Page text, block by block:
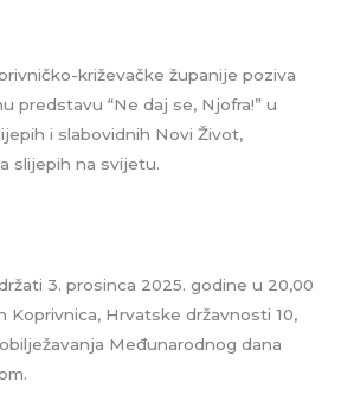
križevačke županije poziva
predstavu “Ne daj se, Njofra!” u
i slabovidnih Novi Život,
slijepih na svijetu.
3. prosinca 2025. godine u 20,00
Koprivnica, Hrvatske državnosti 10,
Međunarodnog dana